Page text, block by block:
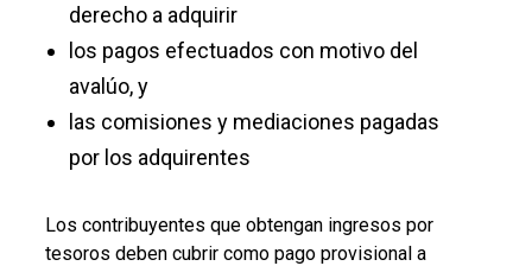
derecho a adquirir
los pagos efectuados con motivo del
avalúo, y
las comisiones y mediaciones pagadas
por los adquirentes
Los contribuyentes que obtengan ingresos por
tesoros deben cubrir como pago provisional a